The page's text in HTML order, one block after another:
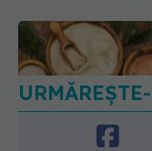
URMĂRITORI